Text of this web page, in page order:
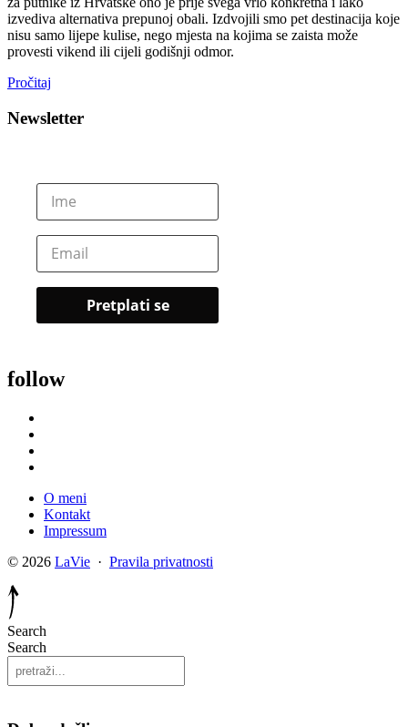
izvediva alternativa prepunoj obali. Izdvojili smo pet destinacija koje
nisu samo lijepe kulise, nego mjesta na kojima se zaista može
provesti vikend ili cijeli godišnji odmor.
Pročitaj
Newsletter
follow
O meni
Kontakt
Impressum
© 2026 LaVie · Pravila privatnosti
Search
Search